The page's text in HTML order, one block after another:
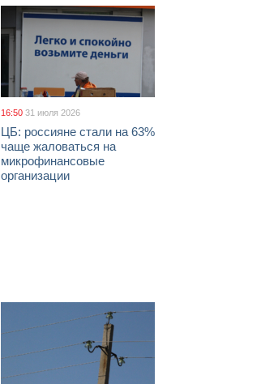
16:50 31 июля 2026
ЦБ: россияне стали на 63%
чаще жаловаться на
микрофинансовые
организации